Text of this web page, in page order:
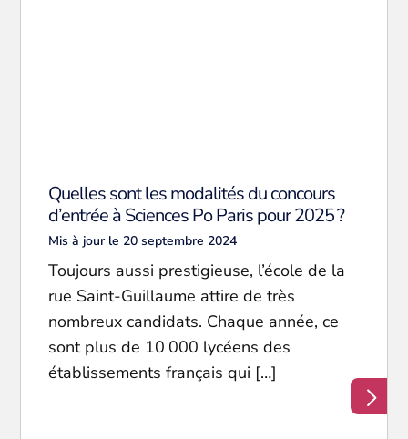
Quelles sont les modalités du concours
d’entrée à Sciences Po Paris pour 2025 ?
Mis à jour le 20 septembre 2024
Toujours aussi prestigieuse, l’école de la
rue Saint-Guillaume attire de très
nombreux candidats. Chaque année, ce
sont plus de 10 000 lycéens des
établissements français qui […]